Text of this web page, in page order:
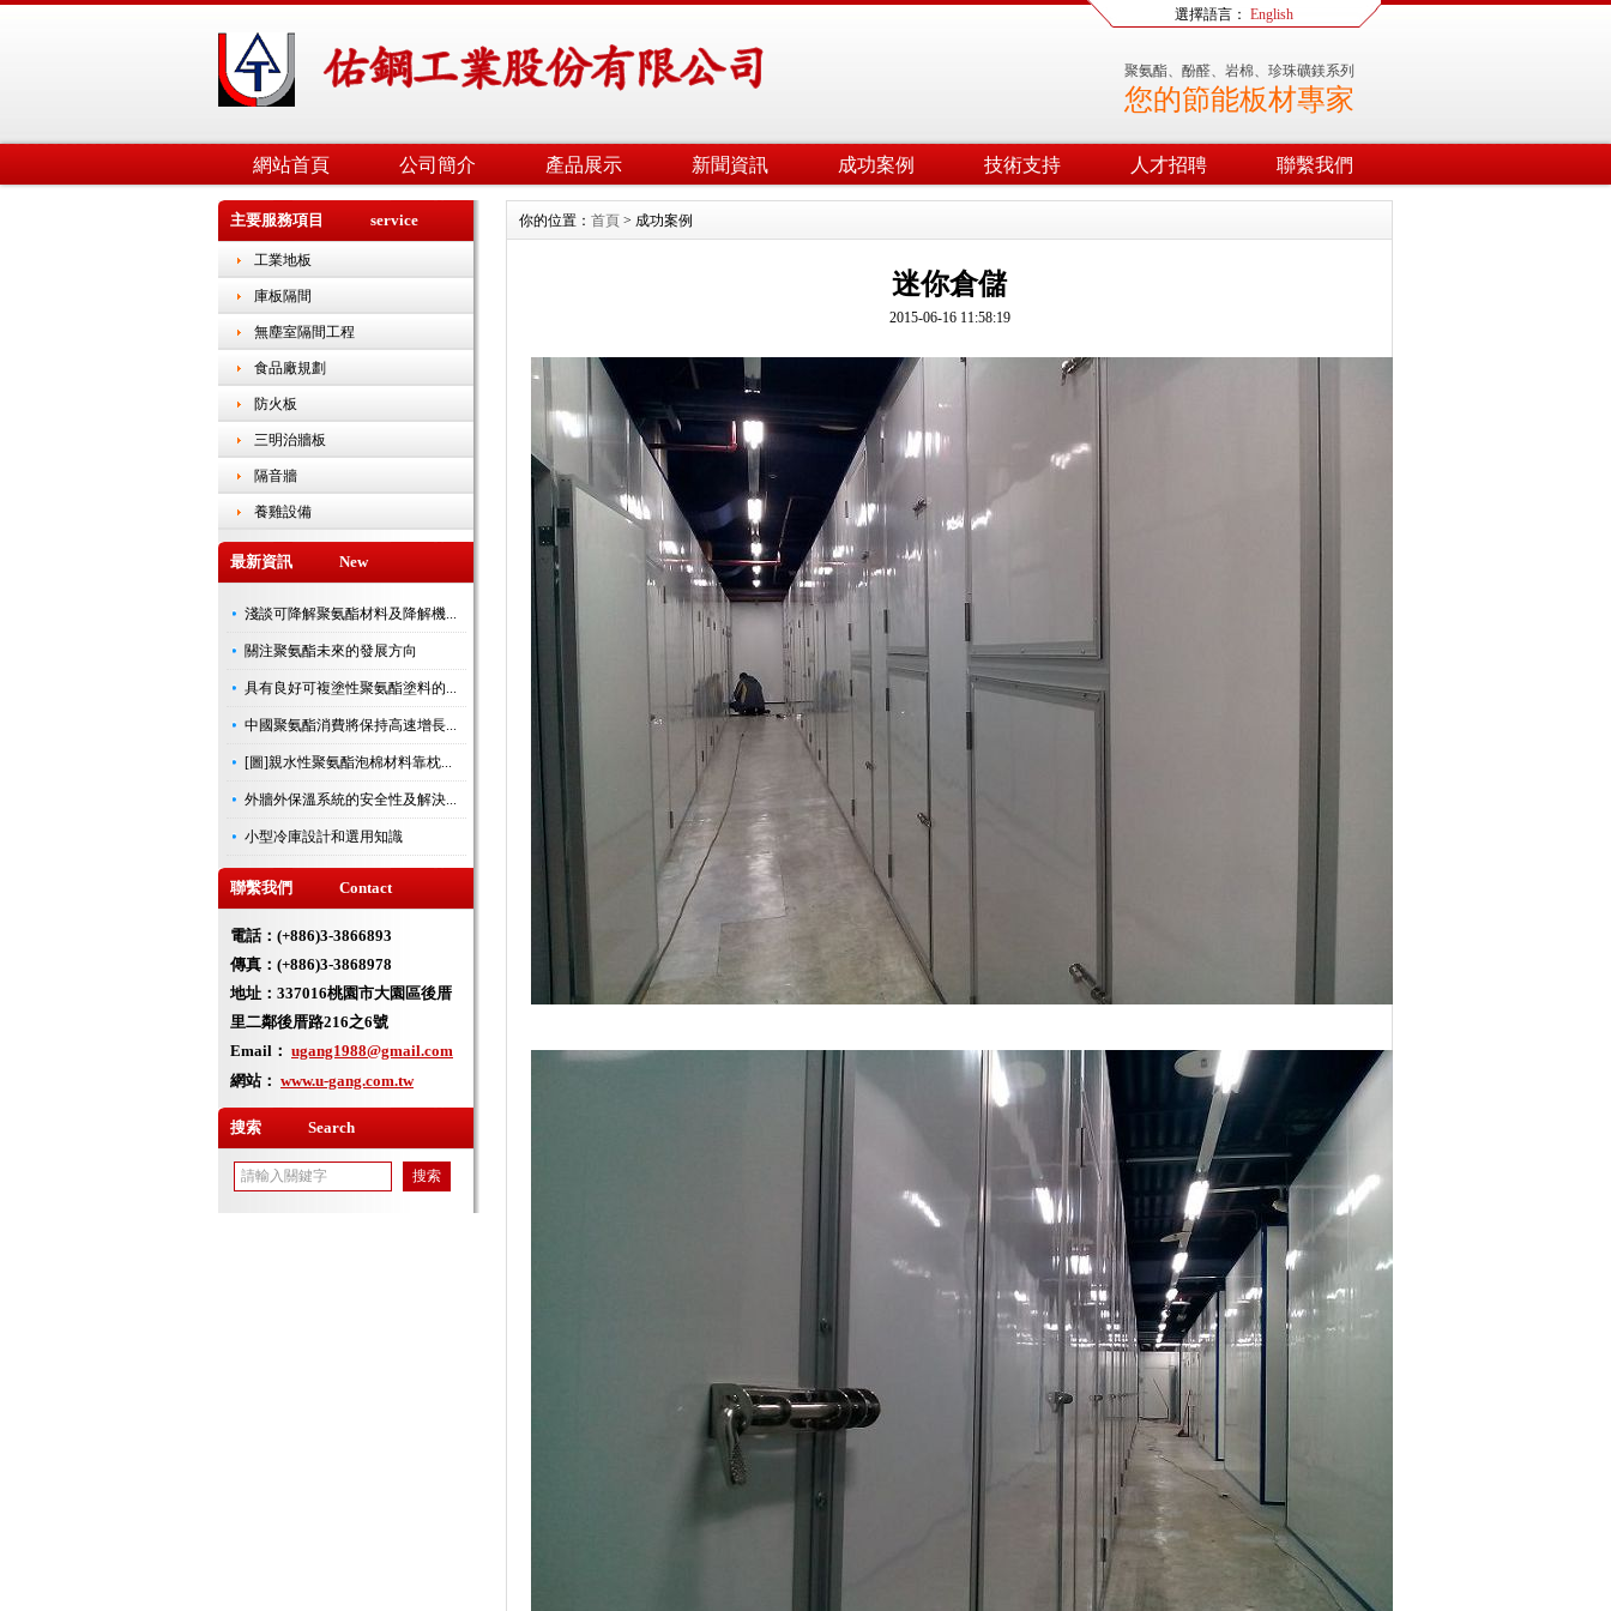
選擇語言： English
聚氨酯、酚醛、岩棉、珍珠礦鎂系列
您的節能板材專家
網站首頁 公司簡介 產品展示 新聞資訊 成功案例 技術支持 人才招聘 聯繫我們
主要服務項目 service
工業地板
庫板隔間
無塵室隔間工程
食品廠規劃
防火板
三明治牆板
隔音牆
養雞設備
最新資訊 New
淺談可降解聚氨酯材料及降解機...
關注聚氨酯未來的發展方向
具有良好可複塗性聚氨酯塗料的...
中國聚氨酯消費將保持高速增長...
[圖]親水性聚氨酯泡棉材料靠枕...
外牆外保溫系統的安全性及解決...
小型冷庫設計和選用知識
聯繫我們 Contact
電話：(+886)3-3866893
傳真：(+886)3-3868978
地址： 337016桃園市大園區後厝
里二鄰後厝路216之6號
Email： ugang1988@gmail.com
網站： www.u-gang.com.tw
搜索 Search
你的位置： 首頁 > 成功案例
迷你倉儲
2015-06-16 11:58:19